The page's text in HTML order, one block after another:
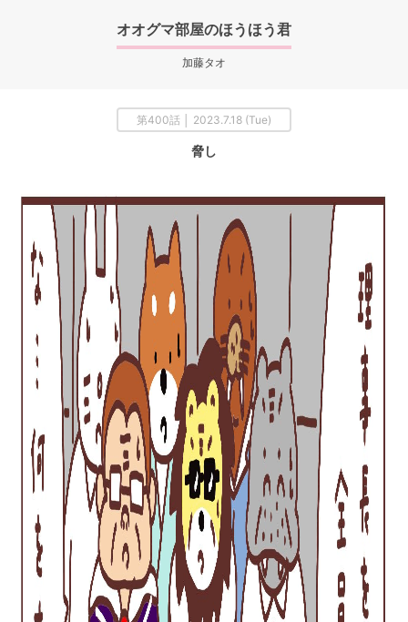
オオグマ部屋のほうほう君
加藤タオ
第400話 │ 2023.7.18 (Tue)
脅し